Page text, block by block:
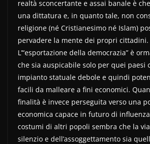
realtà sconcertante e assai banale è
una dittatura e, in quanto tale, non
religione (né Cristianesimo né Islam)
pervadere la mente dei propri cittadini.
L’“esportazione della democrazia” è
che sia auspicabile solo per quei paesi
impianto statuale debole e quindi
facili da malleare a fini economici.
finalità è invece perseguita verso una
economica capace in futuro di
costumi di altri popoli sembra che la
silenzio e dell’assoggettamento sia